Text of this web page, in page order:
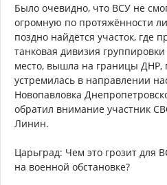
Было очевидно, что ВСУ не
огромную по протяжённости
поздно найдётся участок, где
танковая дивизия
место, вышла на границы ДНР,
устремилась в направлении
Новопавловка
обратил внимание участник
Линин.
Царьград: Чем это грозит для
на военной обстановке?